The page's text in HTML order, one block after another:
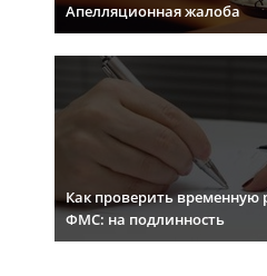
Апелляционная жалоба
Как проверить временную
ФМС: на подлинность